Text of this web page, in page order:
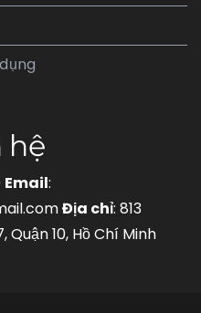
hệ
Email:
Địa chỉ: 813
10, Hồ Chí Minh